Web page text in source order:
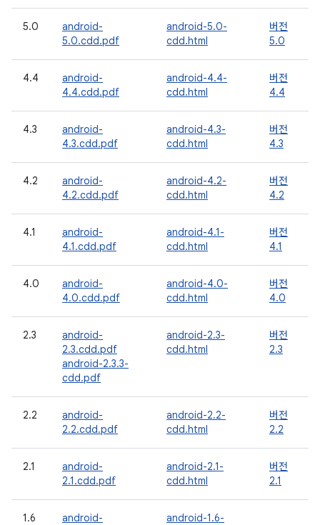
5.0
android-
5.0.cdd.pdf
android-5.0-
cdd.html
버전
5.0
4.4
android-
4.4.cdd.pdf
android-4.4-
cdd.html
버전
4.4
4.3
android-
4.3.cdd.pdf
android-4.3-
cdd.html
버전
4.3
4.2
android-
4.2.cdd.pdf
android-4.2-
cdd.html
버전
4.2
4.1
android-
4.1.cdd.pdf
android-4.1-
cdd.html
버전
4.1
4.0
android-
4.0.cdd.pdf
android-4.0-
cdd.html
버전
4.0
2.3
android-
2.3.cdd.pdf
android-2.3.3-
cdd.pdf
android-2.3-
cdd.html
버전
2.3
2.2
android-
2.2.cdd.pdf
android-2.2-
cdd.html
버전
2.2
2.1
android-
2.1.cdd.pdf
android-2.1-
cdd.html
버전
2.1
1.6
android-
android-1.6-